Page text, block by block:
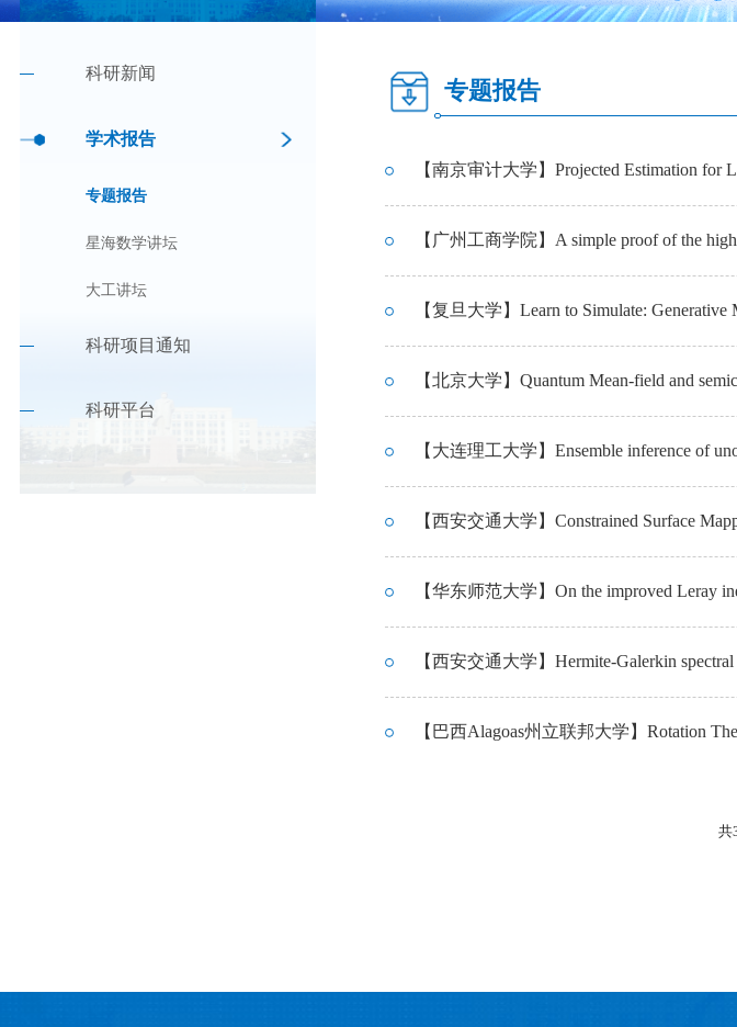
科研新闻
学术报告
专题报告
星海数学讲坛
大工讲坛
科研项目通知
科研平台
专题报告
【南京审计大学】Projected Estimation for
【广州工商学院】A simple proof of the
【复旦大学】Learn to Simulate: Generative
【北京大学】Quantum Mean-field and
【大连理工大学】Ensemble inference of
【西安交通大学】Constrained Surface
【华东师范大学】On the improved Leray
【西安交通大学】Hermite-Galerkin
【巴西Alagoas州立联邦大学】Rotation
共